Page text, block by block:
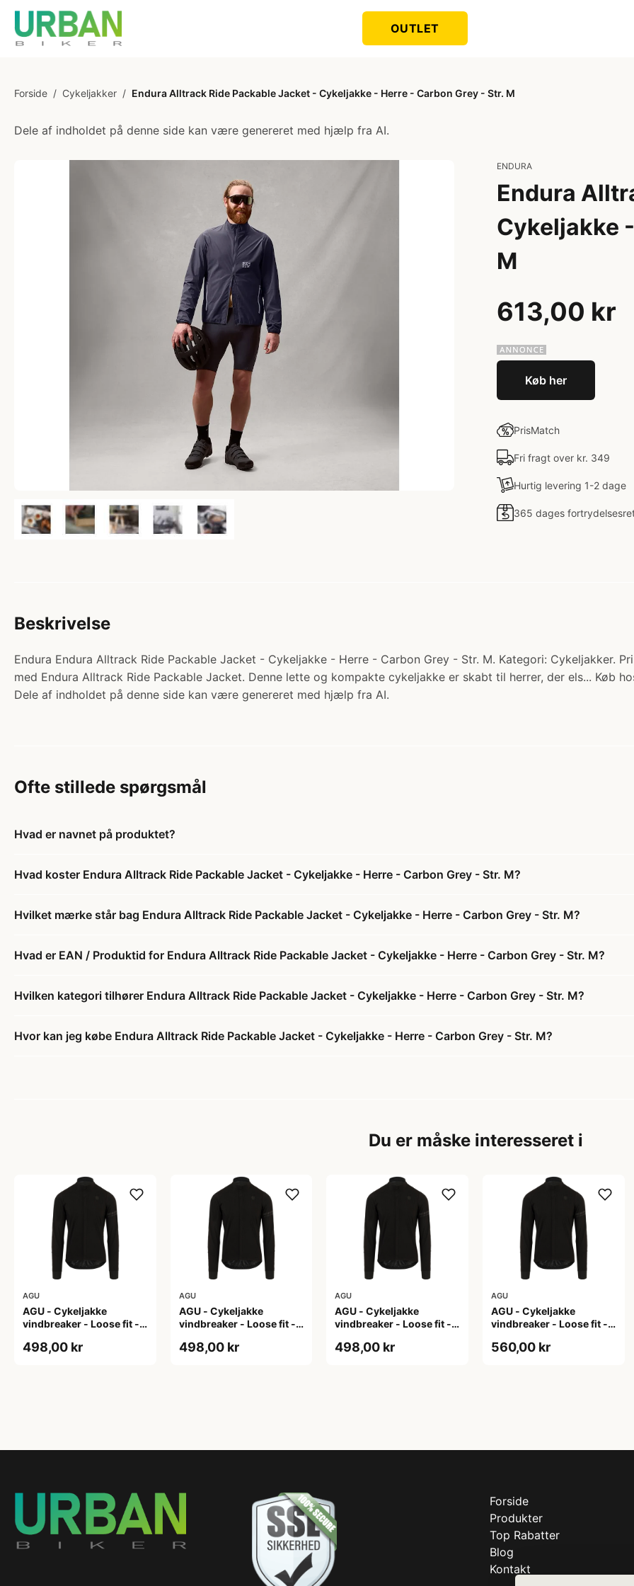
OUTLET
Forside / Cykeljakker / Endura Alltrack Ride Packable Jacket - Cykeljakke - Herre - Carbon Grey - Str. M
Dele af indholdet på denne side kan være genereret med hjælp fra AI.
ENDURA
Endura
Cykeljakke
M
613,00 kr
Køb her
PrisMatch
Fri fragt over kr. 349
Hurtig levering 1-2 dage
365 dages
Beskrivelse
Endura Endura Alltrack Ride Packable Jacket - Cykeljakke - Herre - Carbon Grey - Str. M. Kategori: Cykeljakker.
med Endura Alltrack Ride Packable Jacket. Denne lette og kompakte cykeljakke er skabt til herrer, der els... Køb
Dele af indholdet på denne side kan være genereret med hjælp fra AI.
Ofte stillede spørgsmål
Hvad er navnet på produktet?
Hvad koster Endura Alltrack Ride Packable Jacket - Cykeljakke - Herre - Carbon Grey - Str. M?
Hvilket mærke står bag Endura Alltrack Ride Packable Jacket - Cykeljakke - Herre - Carbon Grey - Str. M?
Hvad er EAN / Produktid for Endura Alltrack Ride Packable Jacket - Cykeljakke - Herre - Carbon Grey - Str. M?
Hvilken kategori tilhører Endura Alltrack Ride Packable Jacket - Cykeljakke - Herre - Carbon Grey - Str. M?
Hvor kan jeg købe Endura Alltrack Ride Packable Jacket - Cykeljakke - Herre - Carbon Grey - Str. M?
Du er måske interesseret i
AGU
AGU - Cykeljakke
vindbreaker - Loose fit -
498,00 kr
AGU
AGU - Cykeljakke
vindbreaker - Loose fit -
498,00 kr
AGU
AGU - Cykeljakke
vindbreaker - Loose fit -
498,00 kr
AGU
AGU - Cykeljakke
vindbreaker - Loose fit -
560,00 kr
Forside
Produkter
Top Rabatter
Blog
Kontakt